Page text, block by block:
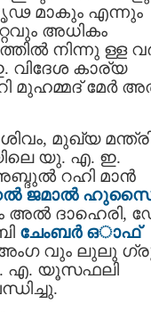
മാകും എന്നും
അധികം
നിന്നു ള്ള
വിദേശ കാര്യ
മുഹമ്മദ് മേര്‍
മുഖ്യ
യു. എ. ഇ.
റഹി മാന്‍
ജമാല്‍
അല്‍ ദാഹെരി,
ചേംബര്‍ ഒാഫ്
വും ലുലു
എ. യൂസഫലി